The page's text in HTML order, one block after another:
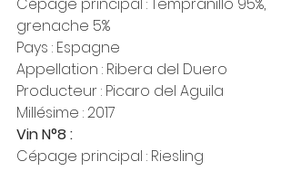
grenache 5%
Pays : Espagne
Appellation : Ribera del Duero
Producteur : Picaro del Aguila
Millésime : 2017
Vin N°8 :
Cépage principal : Riesling